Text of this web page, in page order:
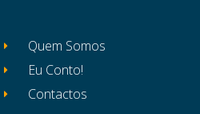
Quem Somos
Eu Conto!
Contactos